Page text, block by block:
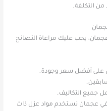
من التكلفة.
يجب عليك مراعاة النصائح
على أفضل سعر وجودة.
التكاليف.
عجمان تستخدم مواد عزل ذات